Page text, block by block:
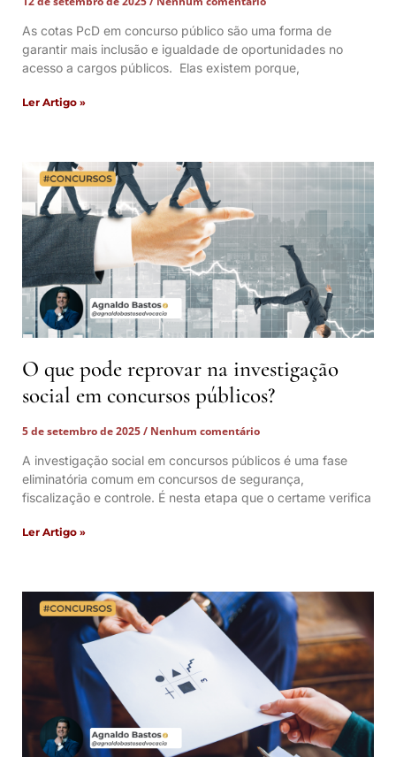
As cotas PcD em concurso público são uma forma de
garantir mais inclusão e igualdade de oportunidades no
acesso a cargos públicos. Elas existem porque,
Ler Artigo »
O que pode reprovar na investigação
social em concursos públicos?
5 de setembro de 2025
Nenhum comentário
A investigação social em concursos públicos é uma fase
eliminatória comum em concursos de segurança,
fiscalização e controle. É nesta etapa que o certame verifica
Ler Artigo »